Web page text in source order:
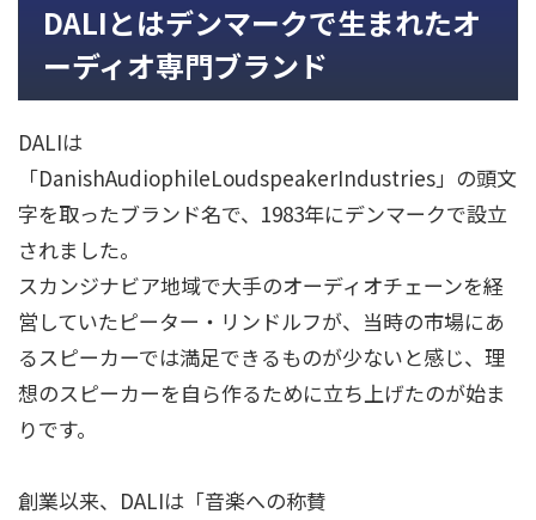
DALIとはデンマークで生まれたオ
ーディオ専門ブランド
DALIは
「DanishAudiophileLoudspeakerIndustries」の頭文
字を取ったブランド名で、1983年にデンマークで設立
されました。
スカンジナビア地域で大手のオーディオチェーンを経
営していたピーター・リンドルフが、当時の市場にあ
るスピーカーでは満足できるものが少ないと感じ、理
想のスピーカーを自ら作るために立ち上げたのが始ま
りです。
創業以来、DALIは「音楽への称賛